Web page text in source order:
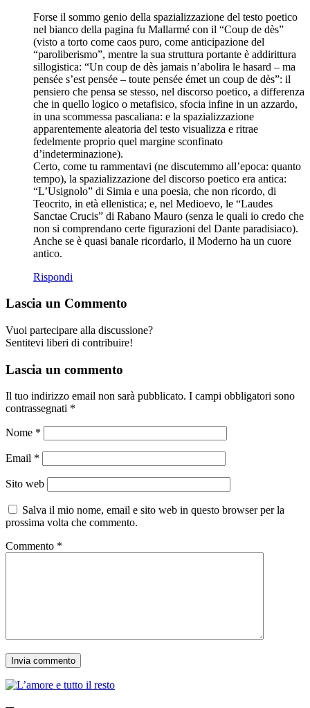
Forse il sommo genio della spazializzazione del testo poetico
nel bianco della pagina fu Mallarmé con il “Coup de dès”
(visto a torto come caos puro, come anticipazione del
“paroliberismo”, mentre la sua struttura portante è addirittura
sillogistica: “Un coup de dès jamais n’abolira le hasard – ma
pensée s’est pensée – toute pensée émet un coup de dès”: il
pensiero che pensa se stesso, nel discorso poetico, a differenza
che in quello logico o metafisico, sfocia infine in un azzardo,
in una scommessa pascaliana: e la spazializzazione
apparentemente aleatoria del testo visualizza e ritrae
fedelmente proprio quel margine sconfinato
d’indeterminazione).
Certo, come tu rammentavi (ne discutemmo all’epoca: quanto
tempo), la spazializzazione del discorso poetico era antica:
“L’Usignolo” di Simia e una poesia, che non ricordo, di
Teocrito, in età ellenistica; e, nel Medioevo, le “Laudes
Sanctae Crucis” di Rabano Mauro (senza le quali io credo che
non si comprendano certe figurazioni del Dante paradisiaco).
Anche se è quasi banale ricordarlo, il Moderno ha un cuore
antico.
Rispondi
Lascia un Commento
Vuoi partecipare alla discussione?
Sentitevi liberi di contribuire!
Lascia un commento
Il tuo indirizzo email non sarà pubblicato. I campi obbligatori sono
contrassegnati *
Nome *
Email *
Sito web
Salva il mio nome, email e sito web in questo browser per la
prossima volta che commento.
Commento *